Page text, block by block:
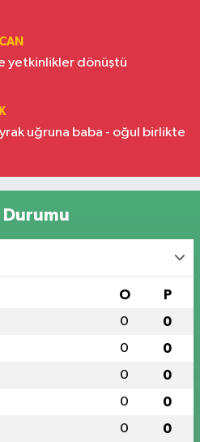
yetkinlikler dönüştü
uğruna baba - oğul birlikte
Durumu
O P
0 0
0 0
0 0
0 0
0 0